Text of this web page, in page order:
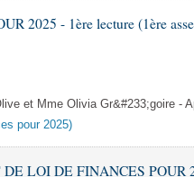
2025 - 1ère lecture (1ère
et Mme Olivia Gr&#233;goire -
pour 2025)
DE LOI DE FINANCES POUR